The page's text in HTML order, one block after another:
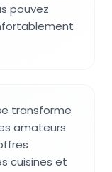
pouvez
transforme
amateurs
cuisines et